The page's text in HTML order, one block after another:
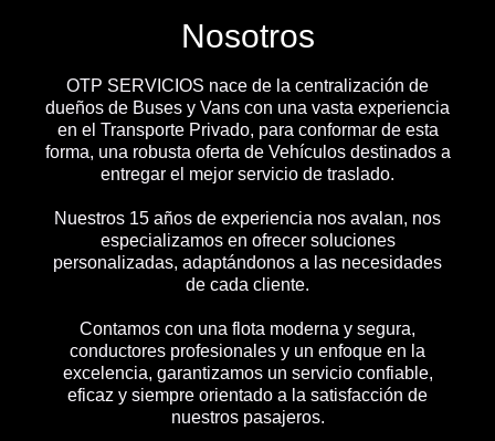
Nosotros
OTP SERVICIOS nace de la centralización de
dueños de Buses y Vans con una vasta experiencia
en el Transporte Privado, para conformar de esta
forma, una robusta oferta de Vehículos destinados a
entregar el mejor servicio de traslado.
Nuestros 15 años de experiencia nos avalan, nos
especializamos en ofrecer soluciones
personalizadas, adaptándonos a las necesidades
de cada cliente.
Contamos con una flota moderna y segura,
conductores profesionales y un enfoque en la
excelencia, garantizamos un servicio confiable,
eficaz y siempre orientado a la satisfacción de
nuestros pasajeros.